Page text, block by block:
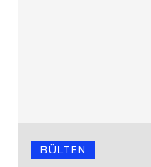
BÜLTEN